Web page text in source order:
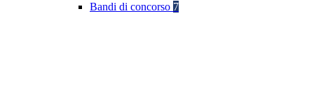
Bandi di concorso 7